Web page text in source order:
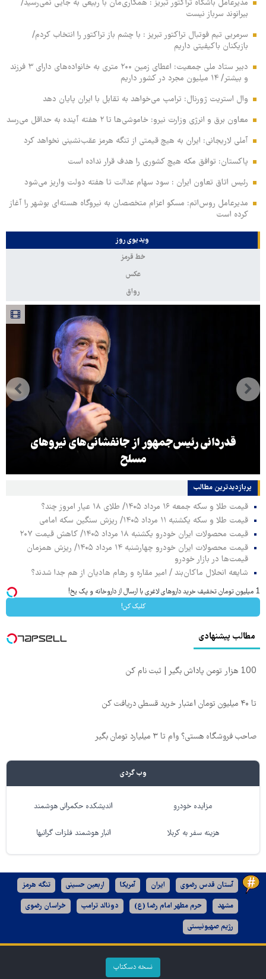
مدیرعامل باشگاه تراکتور تبریز : همکاری‌مان با ربیعی به جایی نمی‌رسید/
بیرانوند سرباز نیست
سرمربی تیم فوتبال تراکتور تبریز : با چشم باز تراکتور را انتخاب کردم/
بازیکنان باکیفیتی داریم
دبیر ستاد ملی جمعیت: اعطای زمین ۲۰۰ متری به خانواده‌های دارای ۳ فرزند
و بیشتر/ ۱۴ میلیون مجرد در کشور داریم
وال‌ استریت ژورنال: ترامپ می‌خواهد به تقابل با ایران پایان دهد
معاون برق و انرژی وزارت نیرو: خاموشی‌ها تا ۲ هفته آینده به حداقل می‌رسد
آملی‌ لاریجانی: ایران به هیچ قیمتی از تنگه هرمز عقب‌نشینی نخواهد کرد
پاکستان: توافق مکه هیچ کشوری را هدف قرار نداده است
رئیس اتاق تعاون ایران : سود سهام عدالت تا هفته دولت واریز می‌شود
مدیرعامل روس‌اتم: مسکو اعزام متخصصان به نیروگاه هسته‌ای بوشهر را آغاز
کرده‌ است
ویدیوی روز
خط قرمز
عکس
رواق
قدردانی رئیس‌جمهور از جانفشانی‌های نیروهای
مسلح
پربازدیدترین‌ مطالب
قیمت طلا و سکه جمعه ۱۶ مرداد ۱۴۰۵/ طلای ۱۸ عیار امروز چند؟
قیمت طلا و سکه یکشنبه ۱۱ مرداد ۱۴۰۵/ ریزش سنگین سکه امامی
قیمت محصولات ایران خودرو یکشنبه ۱۸ مرداد ۱۴۰۵/ کاهش قیمت ۲۰۷
قیمت محصولات ایران خودرو چهارشنبه ۱۴ مرداد ۱۴۰۵/ ریزش همزمان
قیمت‌ها در بازار خودرو
شایعه انحلال ماکان‌بند / امیر مقاره و رهام هادیان از هم جدا شدند؟
1 میلیون تومان تخفیف خرید داروهای لاغری با ارسال از داروخانه و پک یخ!
کلیک کن!
مطالب پیشنهادی
100 هزار تومن پاداش بگیر | ثبت نام کن
تا ۴۰ میلیون تومان اعتبار خرید قسطی دریافت کن
صاحب فروشگاه هستی؟ وام تا ۳ میلیارد تومان بگیر
وب گردی
مزایده خودرو اندیشکده حکمرانی هوشمند
هزینه سفر به کربلا انبار هوشمند فلزات گرانبها
آستان قدس رضوی ایران آمریکا اربعین حسینی تنگه هرمز
مشهد حرم مطهر امام رضا (ع) دونالد ترامپ خراسان رضوی
رژیم صهیونیستی
نسخه دسکتاپ